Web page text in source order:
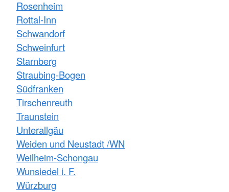
Rosenheim
Rottal-Inn
Schwandorf
Schweinfurt
Starnberg
Straubing-Bogen
Südfranken
Tirschenreuth
Traunstein
Unterallgäu
Weiden und Neustadt /WN
Weilheim-Schongau
Wunsiedel i. F.
Würzburg